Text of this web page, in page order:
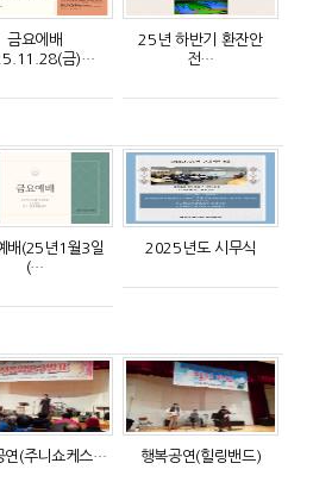
금요에배
금)…
25년 하반기 환잔안
전…
배(25년1월3일
(…
2025년도 시무식
연(주니쇼케스… 행복공연(힐링밴드)